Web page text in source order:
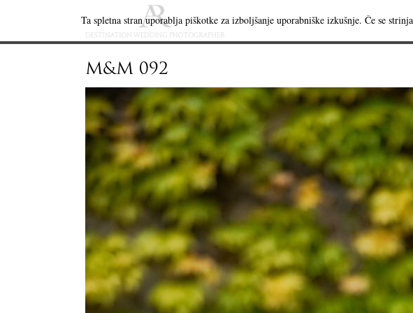
M&M 092
Ta spletna stran uporablja piškotke za izboljšanje uporabniške izkušnje. Če se